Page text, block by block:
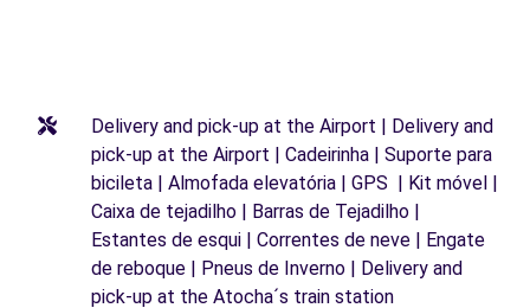
Delivery and pick-up at the Airport | Delivery and
pick-up at the Airport | Cadeirinha | Suporte para
bicileta | Almofada elevatória | GPS | Kit móvel |
Caixa de tejadilho | Barras de Tejadilho |
Estantes de esqui | Correntes de neve | Engate
de reboque | Pneus de Inverno | Delivery and
pick-up at the Atocha´s train station